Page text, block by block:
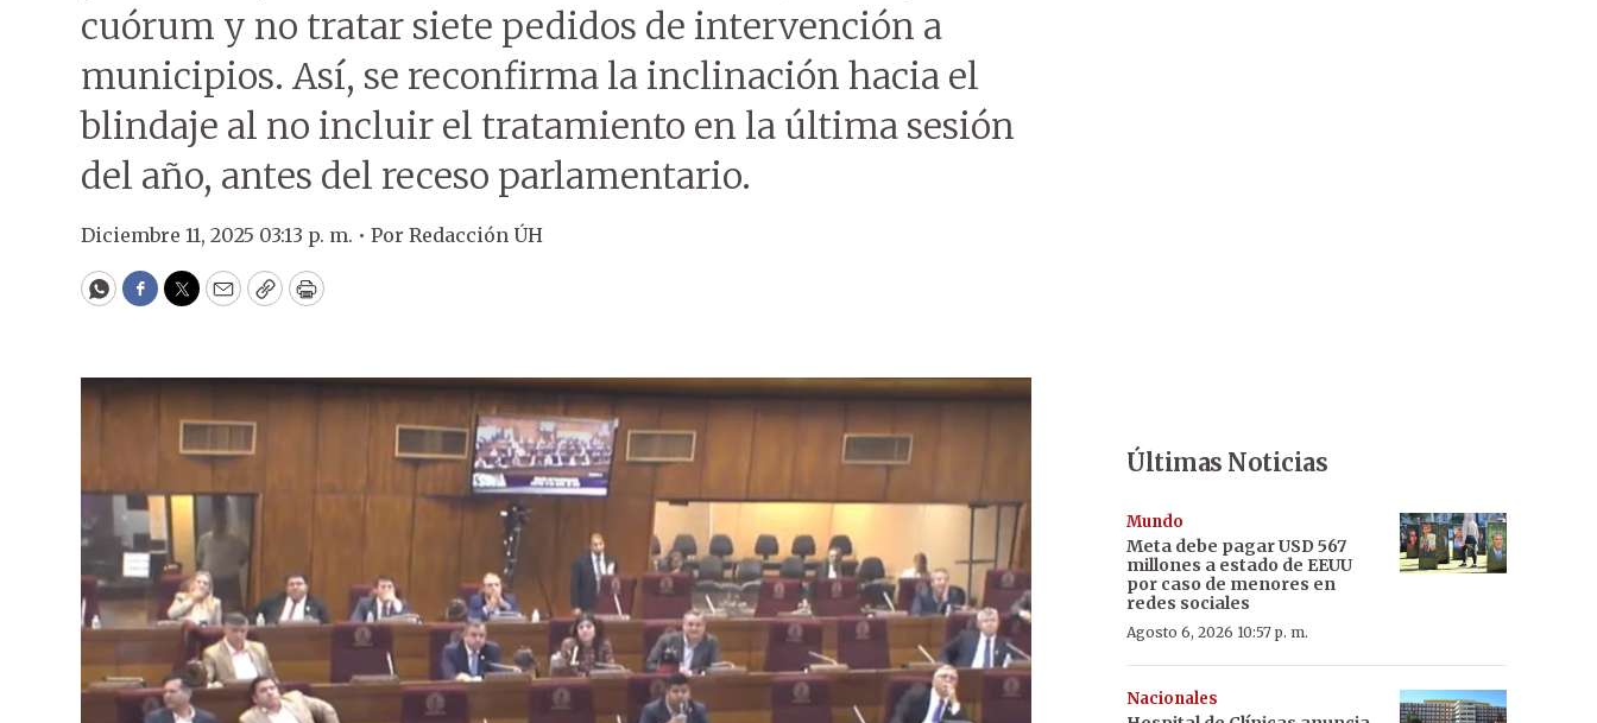
cuórum y no tratar siete pedidos de intervención a
municipios. Así, se reconfirma la inclinación hacia el
blindaje al no incluir el tratamiento en la última sesión
del año, antes del receso parlamentario.
Diciembre 11, 2025 03:13 p. m. • Por Redacción ÚH
WhatsApp
Facebook
Twitter
EmailCopyPrint
Últimas Noticias
Mundo
Meta debe pagar USD 567
millones a estado de EEUU
por caso de menores en
redes sociales
Agosto 6, 2026 10:57 p. m.
Nacionales